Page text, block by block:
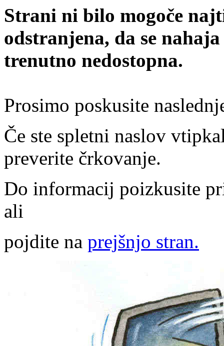
Strani ni bilo mogoče
odstranjena, da se
trenutno nedostopna.
Prosimo poskusite
Če ste spletni naslov
preverite črkovanje.
Do informacij poizkusite
ali
pojdite na prejšnjo stran.